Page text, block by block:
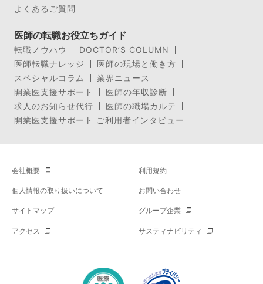
よくあるご質問
医師の転職お役立ちガイド
転職ノウハウ
DOCTOR’S COLUMN
医師転職ナレッジ
医師の現場と働き方
スペシャルコラム
業界ニュース
開業医支援サポート
医師の年収診断
求人のお知らせ代行
医師の職場カルテ
開業医支援サポート ご利用者インタビュー
会社概要 利用規約
個人情報の取り扱いについて お問い合わせ
サイトマップ グループ企業
アクセス サスティナビリティ